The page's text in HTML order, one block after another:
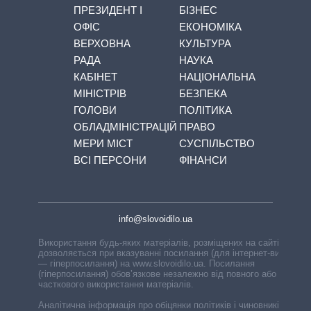
ПРЕЗИДЕНТ І
ОФІС
ВЕРХОВНА
РАДА
КАБІНЕТ
МІНІСТРІВ
ГОЛОВИ
ОБЛАДМІНІСТРАЦІЙ
МЕРИ МІСТ
ВСІ ПЕРСОНИ
БІЗНЕС
ЕКОНОМІКА
КУЛЬТУРА
НАУКА
НАЦІОНАЛЬНА
БЕЗПЕКА
ПОЛІТИКА
ПРАВО
СУСПІЛЬСТВО
ФІНАНСИ
info@slovoidilo.ua
Використання будь-яких матеріалів, розміщених на сайті,
дозволяється при вказуванні посилання (для інтернет-видань
— гіперпосилання) на www.slovoidilo.ua. Посилання
(гіперпосилання) обов’язкове незалежно від повного або
часткового використання матеріалів.
Аналітична інформація про обіцянки політиків і чиновників,